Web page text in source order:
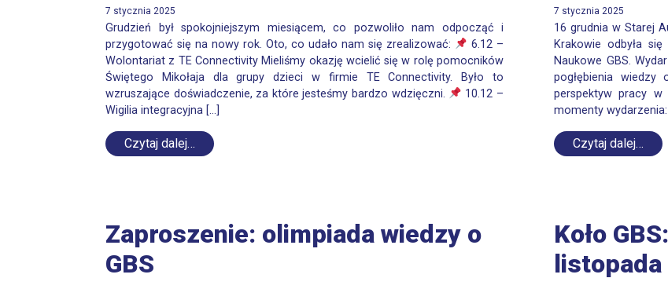
7 stycznia 2025
Grudzień był spokojniejszym miesiącem, co pozwoliło nam odpocząć i
przygotować się na nowy rok. Oto, co udało nam się zrealizować:
6.12 –
Wolontariat z TE Connectivity Mieliśmy okazję wcielić się w rolę pomocników
Świętego Mikołaja dla grupy dzieci w firmie TE Connectivity. Było to
wzruszające doświadczenie, za które jesteśmy bardzo wdzięczni.
10.12 –
Wigilia integracyjna […]
Czytaj dalej…
7 stycznia 2025
16 grudnia w Starej
Krakowie odbyła
Naukowe GBS.
pogłębienia
perspektyw pracy
momenty
Czytaj dalej…
Zaproszenie: olimpiada wiedzy o
GBS
Koło
listopada